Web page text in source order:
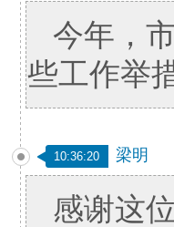
今年，
些工作举
10:36:20 梁明
感谢这